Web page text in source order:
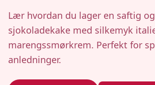
Lær hvordan du lager en saftig
sjokoladekake med silkemyk
marengssmørkrem. Perfekt for
anledninger.